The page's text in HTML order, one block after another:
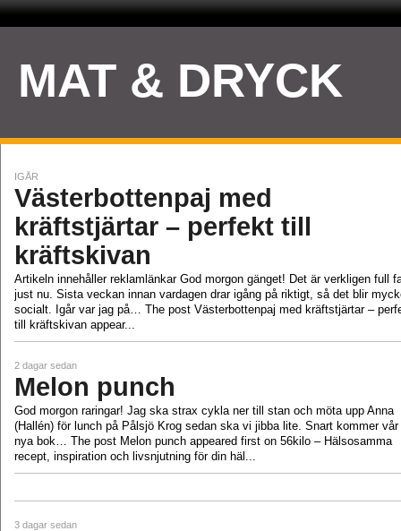
MAT & DRYCK
IGÅR
Västerbottenpaj med
kräftstjärtar – perfekt till
kräftskivan
Artikeln innehåller reklamlänkar God morgon gänget! Det är verkligen full
just nu. Sista veckan innan vardagen drar igång på riktigt, så det blir
socialt. Igår var jag på… The post Västerbottenpaj med kräftstjärtar –
till kräftskivan appear...
2 dagar sedan
Melon punch
God morgon raringar! Jag ska strax cykla ner till stan och möta upp Anna
(Hallén) för lunch på Pålsjö Krog sedan ska vi jibba lite. Snart kommer vår
nya bok… The post Melon punch appeared first on 56kilo – Hälsosamma
recept, inspiration och livsnjutning för din häl...
3 dagar sedan